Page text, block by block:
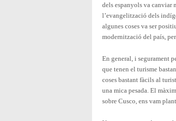
dels espanyols va canviar
l’evangelització dels
algunes coses va ser
modernització del país,
En general, i segurament
que tenen el turisme
coses bastant fàcils al
una mica pesada. El
sobre Cusco, ens vam